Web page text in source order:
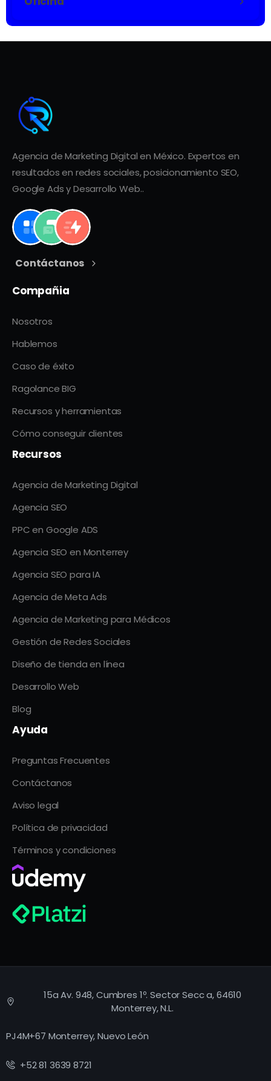
Agencia de Marketing Digital en México. Expertos en
resultados en redes sociales, posicionamiento SEO,
Google Ads y Desarrollo Web..
Contáctanos
Compañia
Nosotros
Hablemos
Caso de éxito
Ragolance BIG
Recursos y herramientas
Cómo conseguir clientes
Recursos
Agencia de Marketing Digital
Agencia SEO
PPC en Google ADS
Agencia SEO en Monterrey
Agencia SEO para IA
Agencia de Meta Ads
Agencia de Marketing para Médicos
Gestión de Redes Sociales
Diseño de tienda en línea
Desarrollo Web
Blog
Ayuda
Preguntas Frecuentes
Contáctanos
Aviso legal
Política de privacidad
Términos y condiciones
15a Av. 948, Cumbres 1º. Sector Secc a, 64610
Monterrey, N.L.
PJ4M+67 Monterrey, Nuevo León
+52 81 3639 8721